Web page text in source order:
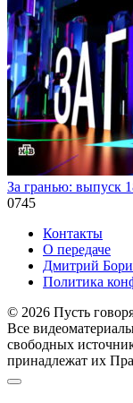
За гранью: выпуск
0745
Контакты
О передаче
Дмитрий
Политика
© 2026 Пусть
Все
свободных
принадлежат их